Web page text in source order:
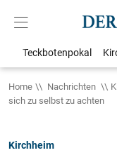
Teckbotenpokal
Home Nachrichten
sich zu selbst zu achten
Kirchheim